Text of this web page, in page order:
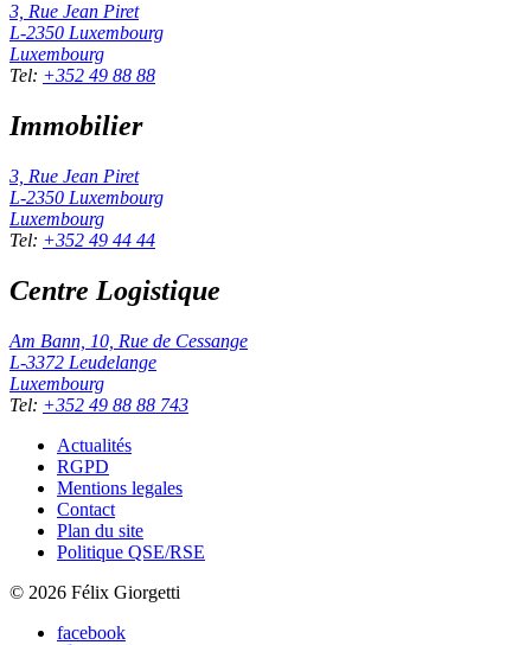
3, Rue Jean Piret
L-2350 Luxembourg
Luxembourg
Tel: +352 49 88 88
Immobilier
3, Rue Jean Piret
L-2350 Luxembourg
Luxembourg
Tel: +352 49 44 44
Centre Logistique
Am Bann, 10, Rue de Cessange
L-3372 Leudelange
Luxembourg
Tel: +352 49 88 88 743
Actualités
RGPD
Mentions legales
Contact
Plan du site
Politique QSE/RSE
© 2026 Félix Giorgetti
facebook